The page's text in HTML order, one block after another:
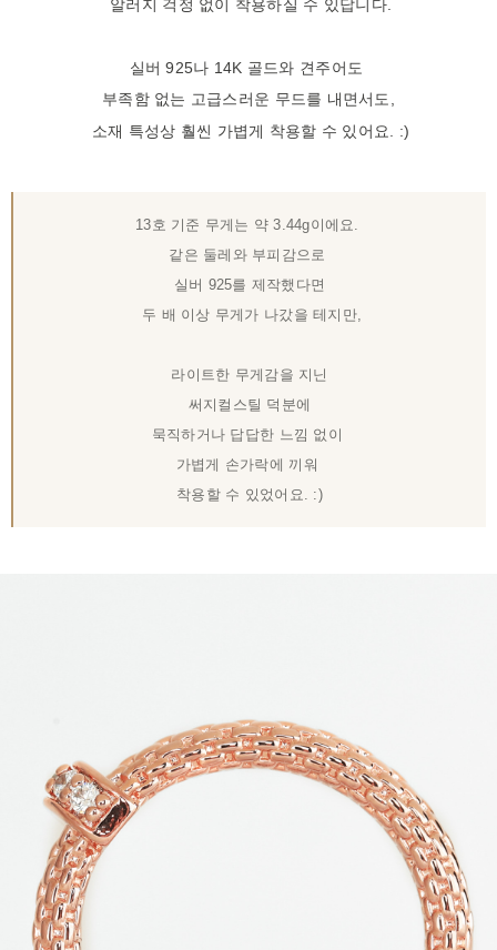
알러지 걱정 없이 착용하실 수 있답니다.
실버 925나 14K 골드와 견주어도
부족함 없는 고급스러운 무드를 내면서도,
소재 특성상 훨씬 가볍게 착용할 수 있어요. :)
13호 기준 무게는 약 3.44g이에요.
같은 둘레와 부피감으로
실버 925를 제작했다면
두 배 이상 무게가 나갔을 테지만,
라이트한 무게감을 지닌
써지컬스틸 덕분에
묵직하거나 답답한 느낌 없이
가볍게 손가락에 끼워
착용할 수 있었어요. :)